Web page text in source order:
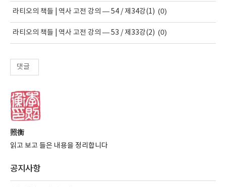
라티오의 책들 | 역사 고전 강의 — 54 / 제34강(1) (0)
라티오의 책들 | 역사 고전 강의 — 53 / 제33강(2) (0)
댓글
照衡
읽고 보고 들은 내용을 정리합니다
공지사항